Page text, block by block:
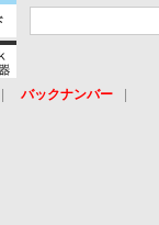
バックナンバー